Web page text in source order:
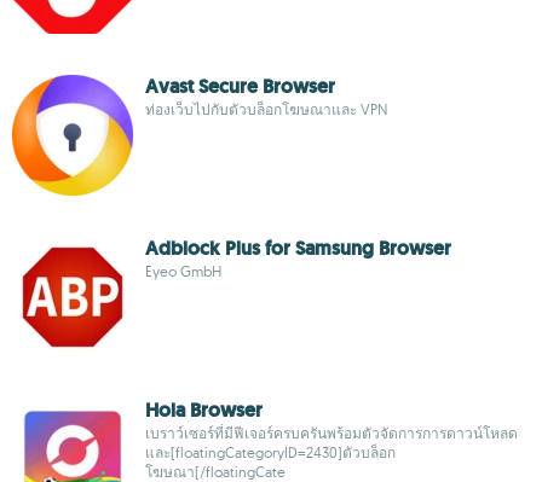
Avast Secure Browser
ท่องเว็บไปกับตัวบล็อกโฆษณาและ VPN
Adblock Plus for Samsung Browser
Eyeo GmbH
Hola Browser
เบราว์เซอร์ที่มีฟีเจอร์ครบครันพร้อมตัวจัดการการดาวน์โหลด
และ[floatingCategoryID=2430]ตัวบล็อก
โฆษณา[/floatingCate